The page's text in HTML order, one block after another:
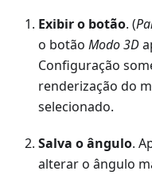
Exibir o botão. (
o botão Modo 3D
Configuração
renderização do
selecionado.
Salva o ângulo.
alterar o ângulo